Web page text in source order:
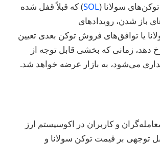
سولانا (SOL) که قبلاً قفل شده
باز شدن، رویدادهای
یا توافق‌های فروش توکن بعدی تعیین
انتظار می‌رود که رویداد بزرگ بعدی در ۱۵ مارس ۲۰۲۵ رخ دهد، زمانی که بخشی قابل توجه از
و کاربران در اکوسیستم ارز
توجهی بر قیمت توکن سولانا و